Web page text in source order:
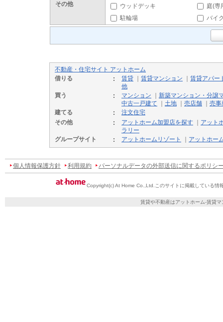
その他
ウッドデッキ
庭(専
駐輪場
バイ
不動産・住宅サイト アットホーム
借りる
賃貸 賃貸マンション
賃貸アパー
他
買う
マンション
新築マンション・分譲
中古一戸建て
土地 売店舗
売事
建てる
注文住宅
その他
アットホーム加盟店を探す
アット
ラリー
グループサイト
アットホームリゾート アットホー
個人情報保護方針 利用規約 パーソナルデータの外部送信に関するポリシ
Copyright(c) At Home Co.,Ltd. このサイトに掲載している情
賃貸や不動産はアットホーム-賃貸